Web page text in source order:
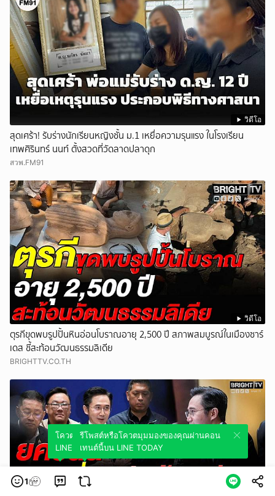
วิดีโอ
สุดเศร้า! รับร่างนักเรียนหญิงชั้น ม.1 เหยื่อความรุนแรง ในโรงเรียน
เทพศิรินทร์ นนท์ ตั้งสวดที่วัดลาดปลาดุก
สวพ.FM91
วิดีโอ
ตุรกีขุดพบรูปปั้นหินอ่อนโบราณอายุ 2,500 ปี สภาพสมบูรณ์ในเมืองซาร์
เดส ชี้สะท้อนวัฒนธรรมลิเดีย
BRIGHTTV.CO.TH
1
โควตมุมมองของคุณผ่านคอนเทนต์นี้บน
LINE TODAY
รีโพสต์หรือโควตมุมมองของคุณผ่านคอน
เทนต์นี้บน LINE TODAY